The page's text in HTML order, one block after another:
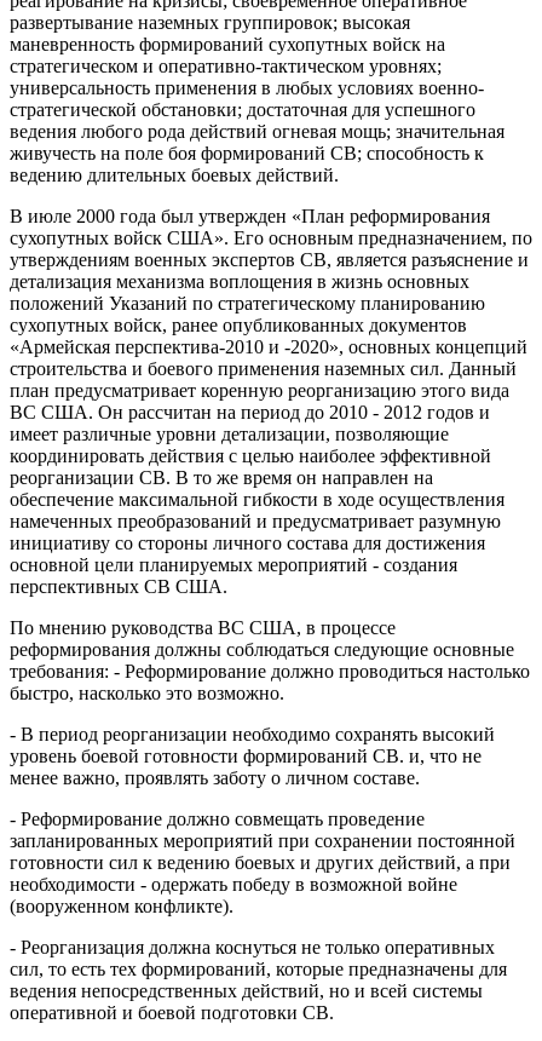
развертывание наземных группировок; высокая
маневренность формирований сухопутных войск на
стратегическом и оперативно-тактическом уровнях;
универсальность применения в любых условиях военно-
стратегической обстановки; достаточная для успешного
ведения любого рода действий огневая мощь; значительная
живучесть на поле боя формирований СВ; способность к
ведению длительных боевых действий.
В июле 2000 года был утвержден «План реформирования
сухопутных войск США». Его основным предназначением, по
утверждениям военных экспертов СВ, является разъяснение и
детализация механизма воплощения в жизнь основных
положений Указаний по стратегическому планированию
сухопутных войск, ранее опубликованных документов
«Армейская перспектива-2010 и -2020», основных концепций
строительства и боевого применения наземных сил. Данный
план предусматривает коренную реорганизацию этого вида
ВС США. Он рассчитан на период до 2010 - 2012 годов и
имеет различные уровни детализации, позволяющие
координировать действия с целью наиболее эффективной
реорганизации СВ. В то же время он направлен на
обеспечение максимальной гибкости в ходе осуществления
намеченных преобразований и предусматривает разумную
инициативу со стороны личного состава для достижения
основной цели планируемых мероприятий - создания
перспективных СВ США.
По мнению руководства ВС США, в процессе
реформирования должны соблюдаться следующие основные
требования: - Реформирование должно проводиться настолько
быстро, насколько это возможно.
- В период реорганизации необходимо сохранять высокий
уровень боевой готовности формирований СВ. и, что не
менее важно, проявлять заботу о личном составе.
- Реформирование должно совмещать проведение
запланированных мероприятий при сохранении постоянной
готовности сил к ведению боевых и других действий, а при
необходимости - одержать победу в возможной войне
(вооруженном конфликте).
- Реорганизация должна коснуться не только оперативных
сил, то есть тех формирований, которые предназначены для
ведения непосредственных действий, но и всей системы
оперативной и боевой подготовки СВ.